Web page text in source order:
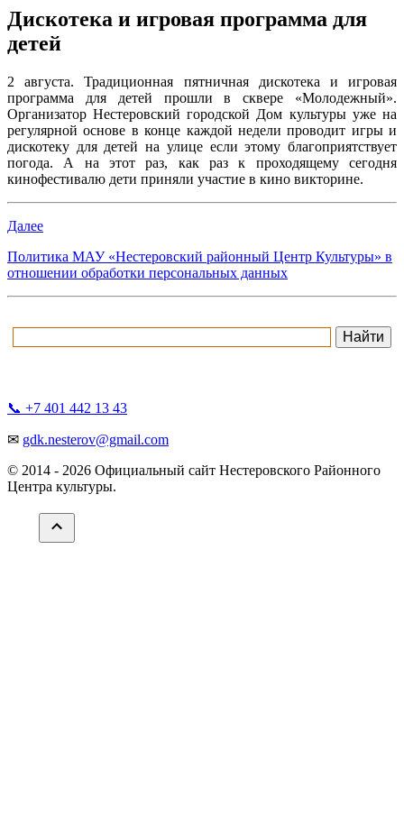
Дискотека и игровая программа для
детей
2 августа. Традиционная пятничная дискотека и игровая
программа для детей прошли в сквере «Молодежный».
Организатор Нестеровский городской Дом культуры уже на
регулярной основе в конце каждой недели проводит игры и
дискотеку для детей на улице если этому благоприятствует
погода. А на этот раз, как раз к проходящему сегодня
кинофестивалю дети приняли участие в кино викторине.
Далее
Политика МАУ «Нестеровский районный Центр Культуры» в
отношении обработки персональных данных
📞 +7 401 442 13 43
✉ gdk.nesterov@gmail.com
© 2014 - 2026 Официальный сайт Нестеровского Районного
Центра культуры.